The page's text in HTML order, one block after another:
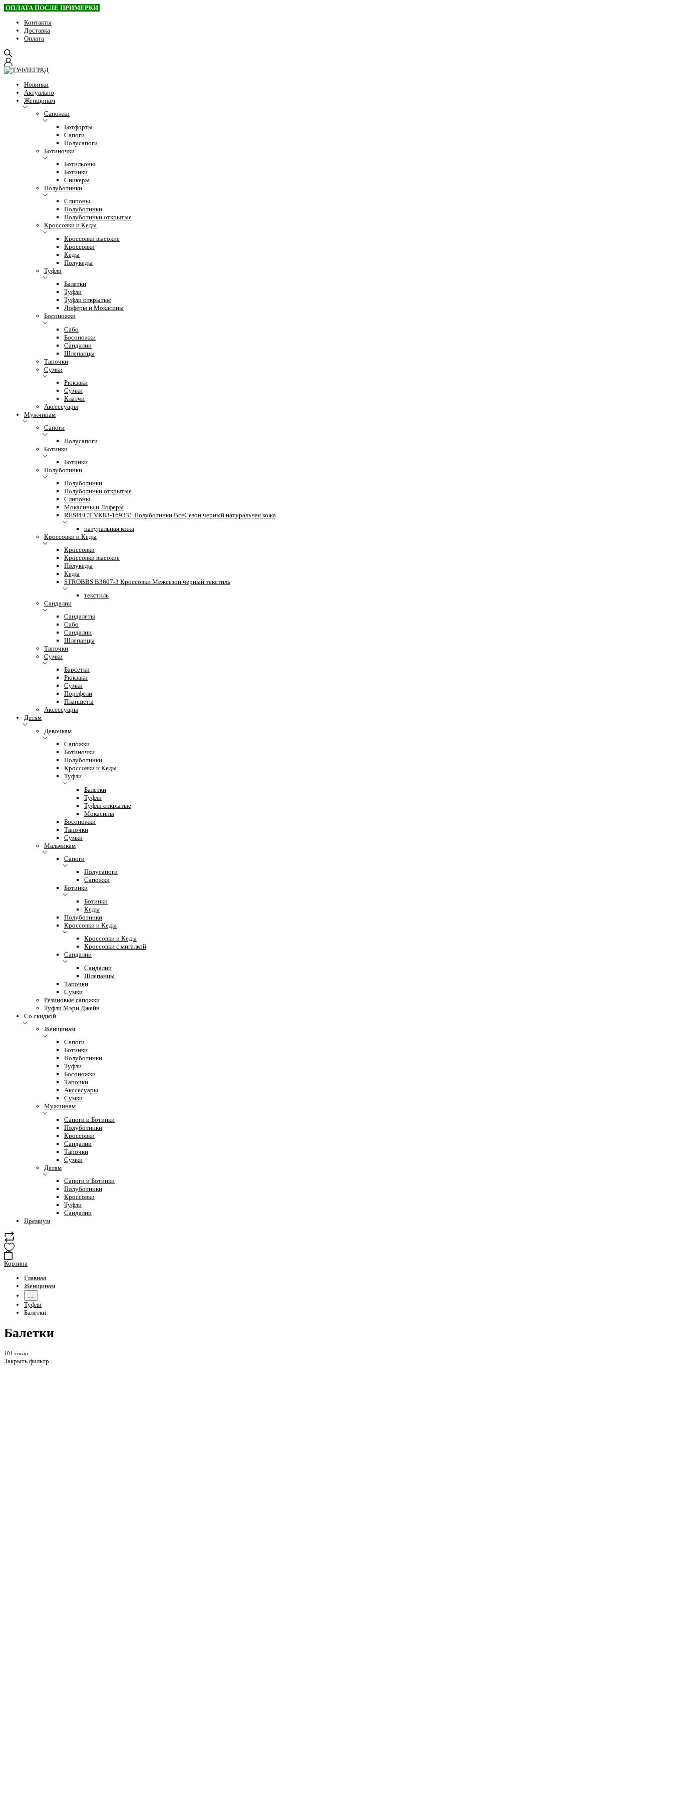
ОПЛАТА ПОСЛЕ ПРИМЕРКИ
Контакты
Доставка
Оплата
Новинки
Актуально
Женщинам
Сапожки
Ботфорты
Сапоги
Полусапоги
Ботиночки
Ботильоны
Ботинки
Сникеры
Полуботинки
Слипоны
Полуботинки
Полуботинки открытые
Кроссовки и Кеды
Кроссовки высокие
Кроссовки
Кеды
Полукеды
Туфли
Балетки
Туфли
Туфли открытые
Лоферы и Мокасины
Босоножки
Сабо
Босоножки
Сандалии
Шлепанцы
Тапочки
Сумки
Рюкзаки
Сумки
Клатчи
Аксессуары
Мужчинам
Сапоги
Полусапоги
Ботинки
Ботинки
Полуботинки
Полуботинки
Полуботинки открытые
Слипоны
Мокасины и Лоферы
RESPECT VK83-169331 Полуботинки ВсеСезон черный натуральная кожа
натуральная кожа
Кроссовки и Кеды
Кроссовки
Кроссовки высокие
Полукеды
Кеды
STROBBS B3607-3 Кроссовки Межсезон черный текстиль
текстиль
Сандалии
Сандалеты
Сабо
Сандалии
Шлепанцы
Тапочки
Сумки
Барсетки
Рюкзаки
Сумки
Портфели
Планшеты
Аксессуары
Детям
Девочкам
Сапожки
Ботиночки
Полуботинки
Кроссовки и Кеды
Туфли
Балетки
Туфли
Туфли открытые
Мокасины
Босоножки
Тапочки
Сумки
Мальчикам
Сапоги
Полусапоги
Сапожки
Ботинки
Ботинки
Кеды
Полуботинки
Кроссовки и Кеды
Кроссовки и Кеды
Кроссовки с мигалкой
Сандалии
Сандалии
Шлепанцы
Тапочки
Сумки
Резиновые сапожки
Туфли Мэри Джейн
Со скидкой
Женщинам
Сапоги
Ботинки
Полуботинки
Туфли
Босоножки
Тапочки
Акссесуары
Сумки
Мужчинам
Сапоги и Ботинки
Полуботинки
Кроссовки
Сандалии
Тапочки
Сумки
Детям
Сапоги и Ботинки
Полуботинки
Кроссовки
Туфли
Сандалии
Премиум
Корзина
Главная
Женщинам
...
Туфли
Балетки
Балетки
101 товар
Закрыть фильтр